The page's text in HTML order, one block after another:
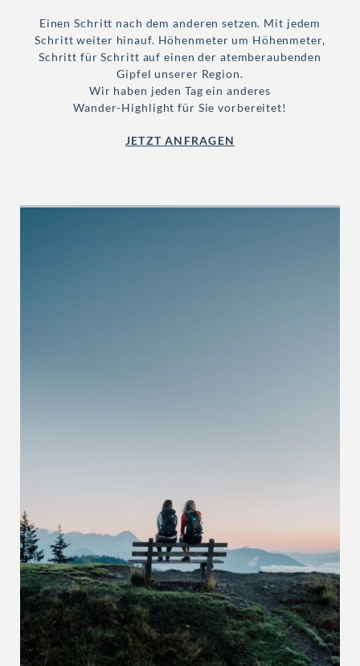
Einen Schritt nach dem anderen setzen. Mit jedem
Schritt weiter hinauf. Höhenmeter um Höhenmeter,
Schritt für Schritt auf einen der atemberaubenden
Gipfel unserer Region.
Wir haben jeden Tag ein anderes
Wander-Highlight für Sie vorbereitet!
JETZT ANFRAGEN